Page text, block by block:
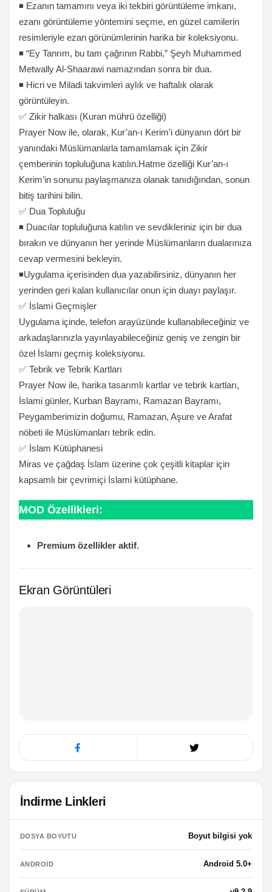
◾ Ezanın tamamını veya iki tekbiri görüntüleme imkanı,
ezanı görüntüleme yöntemini seçme, en güzel camilerin
resimleriyle ezan görünümlerinin harika bir koleksiyonu.
◾ “Ey Tanrım, bu tam çağrının Rabbi,” Şeyh Muhammed
Metwally Al-Shaarawi namazından sonra bir dua.
◾ Hicri ve Miladi takvimleri aylık ve haftalık olarak
görüntüleyin.
✅ Zikir halkası (Kuran mührü özelliği)
Prayer Now ile, olarak, Kur’an-ı Kerim’i dünyanın dört bir
yanındaki Müslümanlarla tamamlamak için Zikir
çemberinin topluluğuna katılın.Hatme özelliği Kur’an-ı
Kerim’in sonunu paylaşmanıza olanak tanıdığından, sonun
bitiş tarihini bilin.
✅ Dua Topluluğu
◾ Duacılar topluluğuna katılın ve sevdikleriniz için bir dua
bırakın ve dünyanın her yerinde Müslümanların dualarınıza
cevap vermesini bekleyin.
◾Uygulama içerisinden dua yazabilirsiniz, dünyanın her
yerinden geri kalan kullanıcılar onun için duayı paylaşır.
✅ İslami Geçmişler
Uygulama içinde, telefon arayüzünde kullanabileceğiniz ve
arkadaşlarınızla yayınlayabileceğiniz geniş ve zengin bir
özel İslami geçmiş koleksiyonu.
✅ Tebrik ve Tebrik Kartları
Prayer Now ile, harika tasarımlı kartlar ve tebrik kartları,
İslami günler, Kurban Bayramı, Ramazan Bayramı,
Peygamberimizin doğumu, Ramazan, Aşure ve Arafat
nöbeti ile Müslümanları tebrik edin.
✅ İslam Kütüphanesi
Miras ve çağdaş İslam üzerine çok çeşitli kitaplar için
kapsamlı bir çevrimiçi İslami kütüphane.
MOD Özellikleri:
Premium özellikler aktif.
Ekran Görüntüleri
İndirme Linkleri
DOSYA BOYUTU Boyut bilgisi yok
ANDROID Android 5.0+